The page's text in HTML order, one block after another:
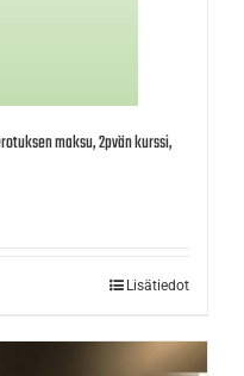
maksu, 2pvän kurssi,
Lisätiedot